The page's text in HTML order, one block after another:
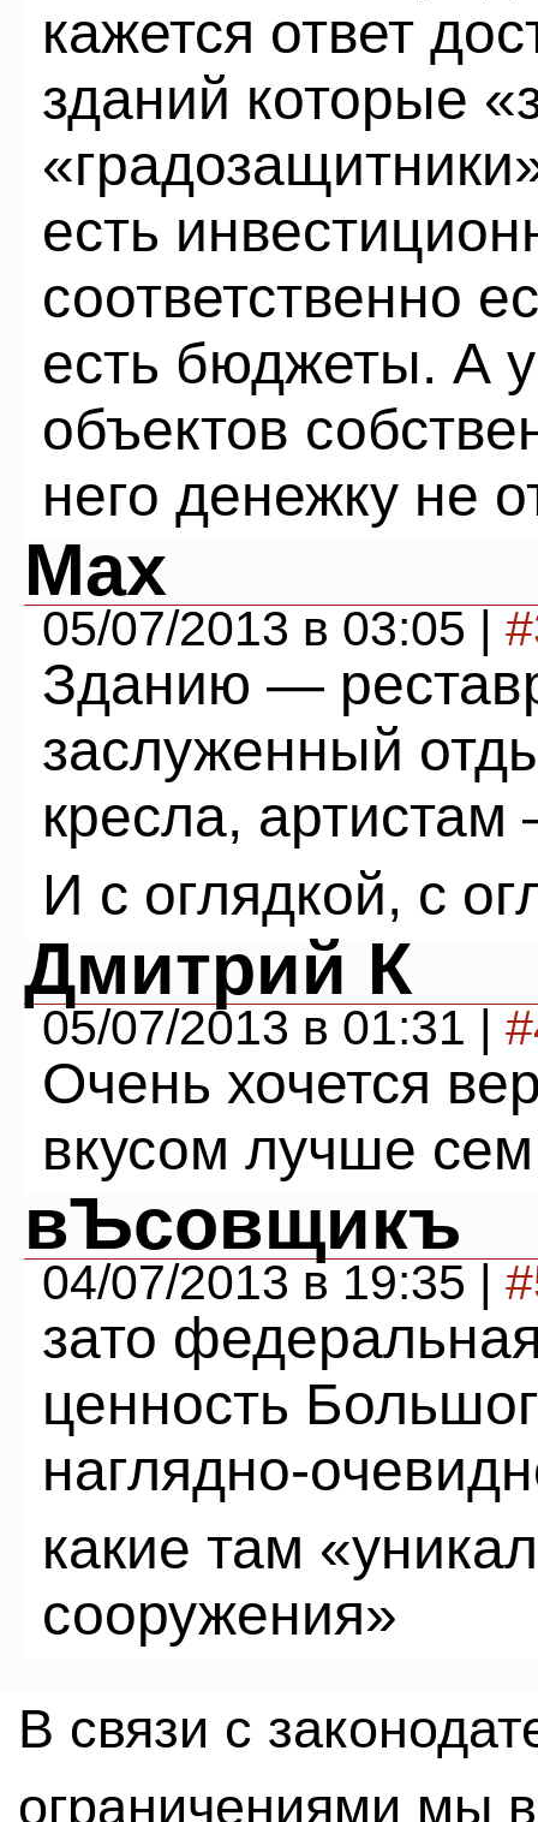
кажется ответ
зданий которые
есть
соответственно
есть бюджеты. А
объектов
него денежку не
Max
05/07/2013 в 03:05 |
Зданию —
заслуженный
кресла,
И с оглядкой, с
Дмитрий К
05/07/2013 в 01:31 |
Очень хочется
вкусом лучше
вЪсовщикъ
04/07/2013 в 19:35 |
зато
ценность
наглядно-
какие там
сооружения»
В связи с
ограничениями мы